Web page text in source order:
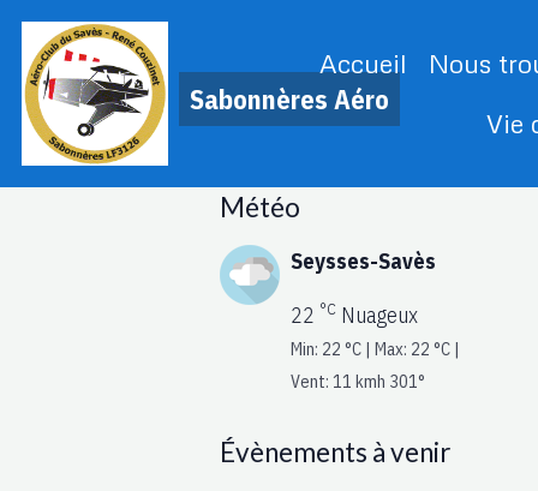
Sabonnères Aéro
Accueil
Nous
Vie
Météo
Seysses-Savès
22 °C Nuageux
Min: 22 °C | Max: 22 °C |
Vent: 11 kmh 301°
Évènements à venir